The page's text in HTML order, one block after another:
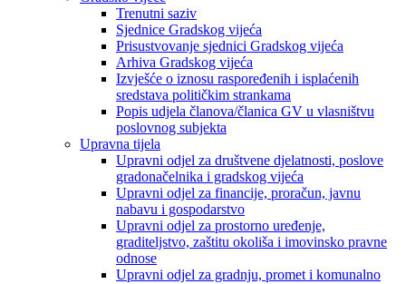
Trenutni saziv
Sjednice Gradskog vijeća
Prisustvovanje sjednici Gradskog vijeća
Arhiva Gradskog vijeća
Izvješće o iznosu raspoređenih i isplaćenih
sredstava političkim strankama
Popis udjela članova/članica GV u vlasništvu
poslovnog subjekta
Upravna tijela
Upravni odjel za društvene djelatnosti, poslove
gradonačelnika i gradskog vijeća
Upravni odjel za financije, proračun, javnu
nabavu i gospodarstvo
Upravni odjel za prostorno uređenje,
graditeljstvo, zaštitu okoliša i imovinsko pravne
odnose
Upravni odjel za gradnju, promet i komunalno